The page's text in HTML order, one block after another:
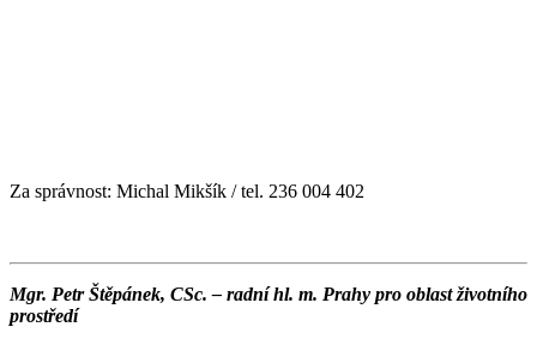
Za správnost: Michal Mikšík / tel. 236 004 402
Mgr. Petr Štěpánek, CSc. – radní hl. m. Prahy pro oblast životního
prostředí